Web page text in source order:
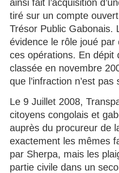
ainsi fait l’acquisition
tiré sur un compte
Trésor Public Gabonais.
évidence le rôle joué
ces opérations. En dépit
classée en novembre
que l’infraction n’est
Le 9 Juillet 2008,
citoyens congolais et
auprès du procureur de
exactement les mêmes
par Sherpa, mais les
partie civile dans un